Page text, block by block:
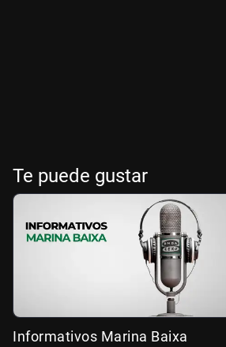
Te puede gustar
Informativos Marina Baixa